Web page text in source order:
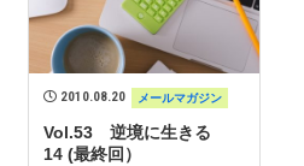
2010.08.20 メールマガジン
Vol.53 逆境に生きる
14 (最終回）